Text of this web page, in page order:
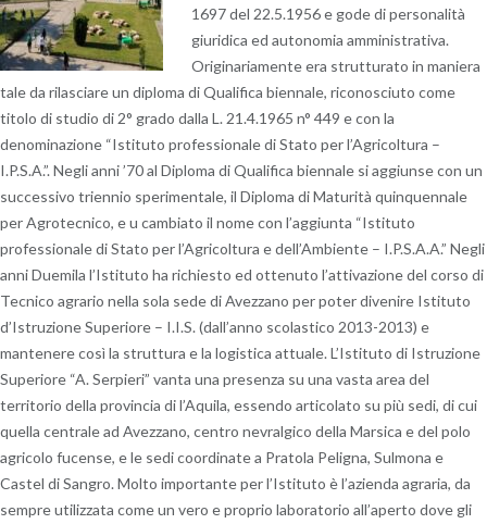
1697 del 22.5.1956 e gode di personalità
giuridica ed autonomia amministrativa.
Originariamente era strutturato in maniera
tale da rilasciare un diploma di Qualifica biennale, riconosciuto come
titolo di studio di 2° grado dalla L. 21.4.1965 n° 449 e con la
denominazione “Istituto professionale di Stato per l’Agricoltura –
I.P.S.A.”. Negli anni ’70 al Diploma di Qualifica biennale si aggiunse con un
successivo triennio sperimentale, il Diploma di Maturità quinquennale
per Agrotecnico, e u cambiato il nome con l’aggiunta “Istituto
professionale di Stato per l’Agricoltura e dell’Ambiente – I.P.S.A.A.” Negli
anni Duemila l’Istituto ha richiesto ed ottenuto l’attivazione del corso di
Tecnico agrario nella sola sede di Avezzano per poter divenire Istituto
d’Istruzione Superiore – I.I.S. (dall’anno scolastico 2013-2013) e
mantenere così la struttura e la logistica attuale. L’Istituto di Istruzione
Superiore “A. Serpieri” vanta una presenza su una vasta area del
territorio della provincia di l’Aquila, essendo articolato su più sedi, di cui
quella centrale ad Avezzano, centro nevralgico della Marsica e del polo
agricolo fucense, e le sedi coordinate a Pratola Peligna, Sulmona e
Castel di Sangro. Molto importante per l’Istituto è l’azienda agraria, da
sempre utilizzata come un vero e proprio laboratorio all’aperto dove gli